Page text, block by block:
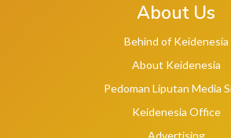
About Us
Behind of Keidenesia
About Keidenesia
Pedoman Liputan Media
Keidenesia Office